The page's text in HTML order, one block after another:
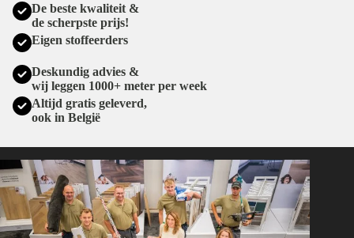
De beste kwaliteit &
de scherpste prijs!
Eigen stoffeerders
Deskundig advies &
wij leggen 1000+ meter per week
Altijd gratis geleverd,
ook in België